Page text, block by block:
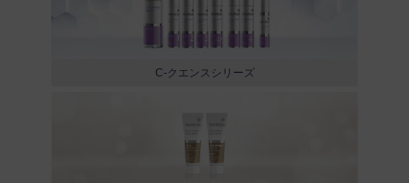
C-クエンスシリーズ